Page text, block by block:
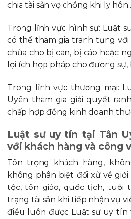
chia tài sản vợ chồng khi ly
Trong lĩnh vực hình sự: Luật
có thể tham gia tranh tụng với
chữa cho bị can, bị cáo hoặc
lợi ích hợp pháp cho đương sự,
Trong lĩnh vực thương mại:
Uyên tham gia giải quyết
chấp hợp đồng kinh doanh
Luật sư uy tín tại Tân
với khách hàng và công
Tôn trọng khách hàng,
không phân biệt đối xử về
tộc, tôn giáo, quốc tịch, tuổi
trạng tài sản khi tiếp nhận vụ
điều luôn được Luật sư uy tín